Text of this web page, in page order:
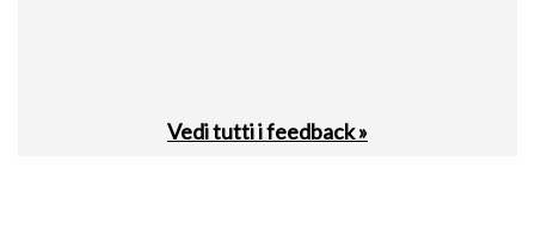
Vedi tutti i feedback »